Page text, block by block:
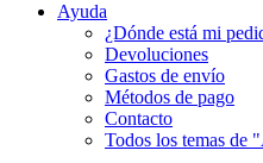
Ayuda
¿Dónde está mi
Devoluciones
Gastos de envío
Métodos de pago
Contacto
Todos los temas de